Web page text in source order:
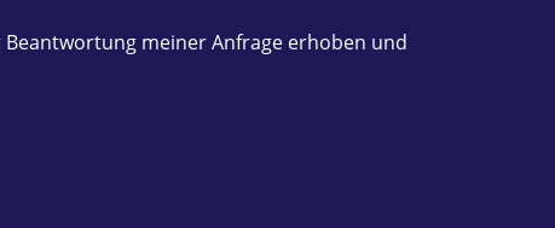
meiner Anfrage erhoben und